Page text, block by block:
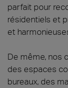
parfait pour
résidentiels et
et
De même, nos
des espaces
bureaux, des